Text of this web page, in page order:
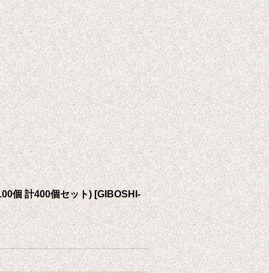
個 計400個セット) [GIBOSHI-